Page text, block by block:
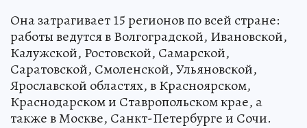
Она затрагивает 15 регионов по всей стране:
работы ведутся в Волгоградской, Ивановской,
Калужской, Ростовской, Самарской,
Саратовской, Смоленской, Ульяновской,
Ярославской областях, в Красноярском,
Краснодарском и Ставропольском крае, а
также в Москве, Санкт-Петербурге и Сочи.